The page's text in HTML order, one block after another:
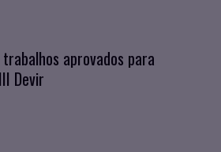
aprovados para
Devir